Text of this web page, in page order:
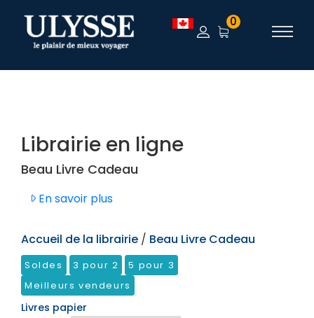
TEST 0
Librairie en ligne
Beau Livre Cadeau
En savoir plus
Accueil de la librairie / Beau Livre Cadeau
Soldes 3 pour 2
5 pour 3
Meilleurs vendeurs
Livres papier